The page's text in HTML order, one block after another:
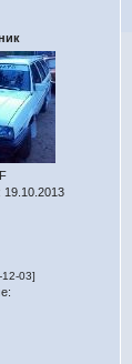
19.10.2013
12-03]